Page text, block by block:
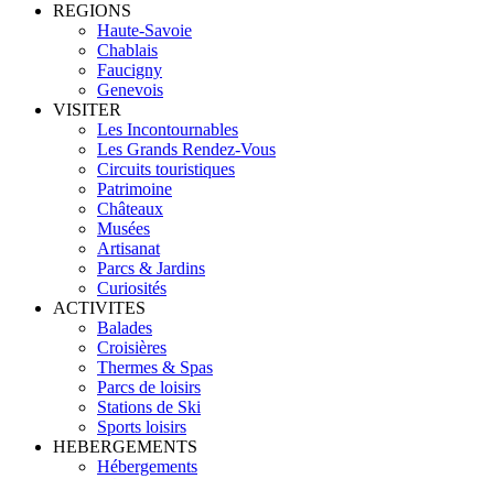
REGIONS
Haute-Savoie
Chablais
Faucigny
Genevois
VISITER
Les Incontournables
Les Grands Rendez-Vous
Circuits touristiques
Patrimoine
Châteaux
Musées
Artisanat
Parcs & Jardins
Curiosités
ACTIVITES
Balades
Croisières
Thermes & Spas
Parcs de loisirs
Stations de Ski
Sports loisirs
HEBERGEMENTS
Hébergements